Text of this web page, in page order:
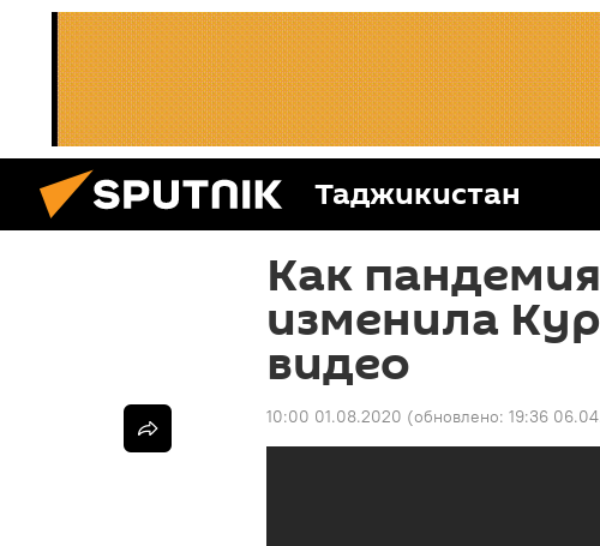
Таджикистан
Как
изменила
видео
10:00 01.08.2020 (обновлено: 19:36